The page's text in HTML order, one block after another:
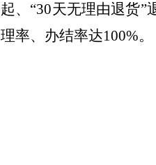
起、“30天无理由退货”
理率、办结率达100%。